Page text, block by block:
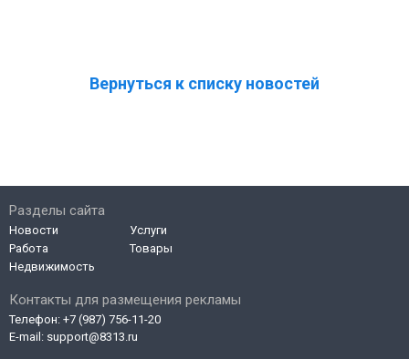
Вернуться к списку новостей
Контакты для размещения рекламы
Телефон: +7 (987) 756-11-20
E-mail: support@8313.ru
Разделы сайта
Новости
Работа
Недвижимость
Услуги
Товары